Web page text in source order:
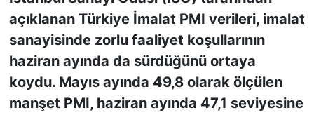
açıklanan Türkiye İmalat PMI verileri, imalat
sanayisinde zorlu faaliyet koşullarının
haziran ayında da sürdüğünü ortaya
koydu. Mayıs ayında 49,8 olarak ölçülen
manşet PMI, haziran ayında 47,1 seviyesine
KONGRE HABERLERİ
KONGRE TAKVİMİ
RÖPORTAJLAR